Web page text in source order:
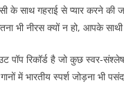
के साथ गहराई से प्यार करने
भी नीरस क्यों न हो, आपके
पॉप रिकॉर्ड है जो कुछ स्वर-
में भारतीय स्पर्श जोड़ना भी